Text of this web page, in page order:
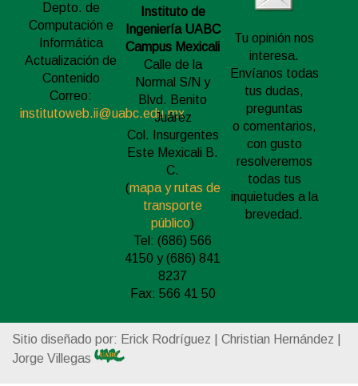
Depto. de
Computación e
Informática
Actualización de
Contenido
Correo:
institutoweb.ii@uabc.edu.mx
Instituto de
Ingeniería UABC
Campus Mexicali
Calle de la
Normal S/N y
Blvd. Benito
Juárez
Col. Insurgentes
Este Mexicali B.
C.
(mapa y rutas de
transporte
público)
Tel: (686) 566
4150 y (686) 841
8237
Fax: 566 41 50
Tu opinión nos
interesa.
Envíanos todas
tus dudas,
preguntas
o comentarios,
con gusto
resolveremos
todas tus
inquietudes a la
brevedad.
Sitio diseñado por: Erick Rodríguez | Christian Hernández |
Jorge Villegas